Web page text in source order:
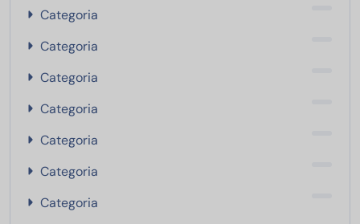
Categoria
Categoria
Categoria
Categoria
Categoria
Categoria
Categoria